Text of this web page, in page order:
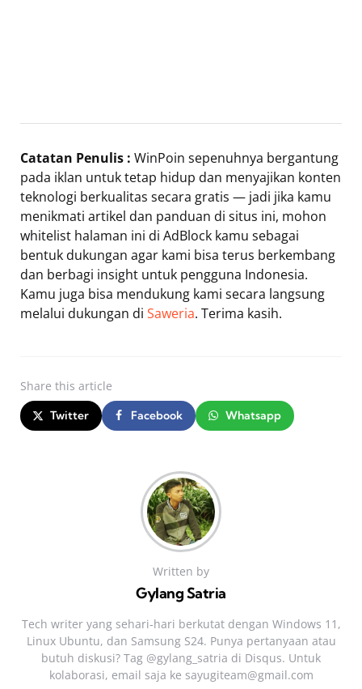
Catatan Penulis : WinPoin sepenuhnya bergantung
pada iklan untuk tetap hidup dan menyajikan konten
teknologi berkualitas secara gratis — jadi jika kamu
menikmati artikel dan panduan di situs ini, mohon
whitelist halaman ini di AdBlock kamu sebagai
bentuk dukungan agar kami bisa terus berkembang
dan berbagi insight untuk pengguna Indonesia.
Kamu juga bisa mendukung kami secara langsung
melalui dukungan di Saweria. Terima kasih.
Share this article
Twitter Facebook Whatsapp
Written by
Gylang Satria
Tech writer yang sehari‑hari berkutat dengan Windows 11,
Linux Ubuntu, dan Samsung S24. Punya pertanyaan atau
butuh diskusi? Tag @gylang_satria di Disqus. Untuk
kolaborasi, email saja ke sayugiteam@gmail.com